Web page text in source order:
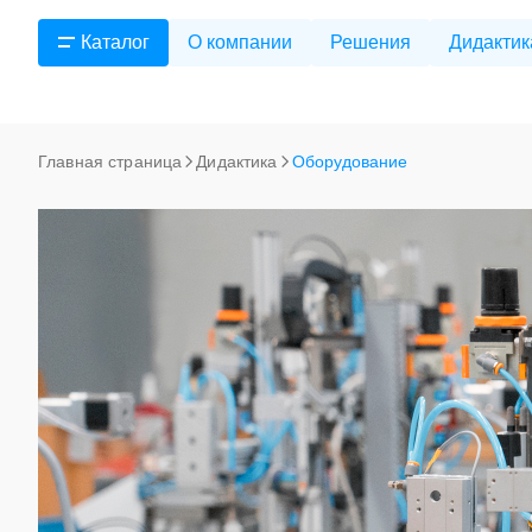
Каталог О компании Решения
Главная страница Дидактика Оборудование